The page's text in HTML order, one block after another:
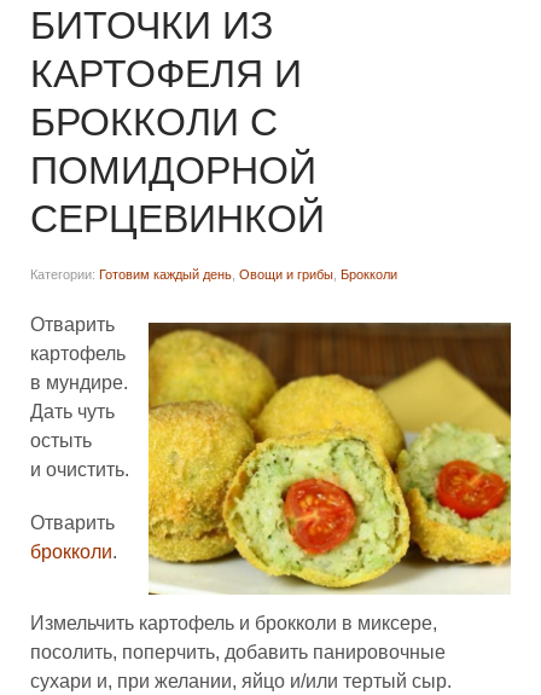
БИТОЧКИ ИЗ
КАРТОФЕЛЯ И
БРОККОЛИ С
ПОМИДОРНОЙ
СЕРЦЕВИНКОЙ
Категории: Готовим каждый день Овощи и грибы Брокколи
Отварить
картофель
в мундире.
Дать чуть
остыть
и очистить.
Отварить
брокколи.
Измельчить картофель и брокколи в миксере,
посолить, поперчить, добавить панировочные
сухари и, при желании, яйцо и/или тертый сыр.